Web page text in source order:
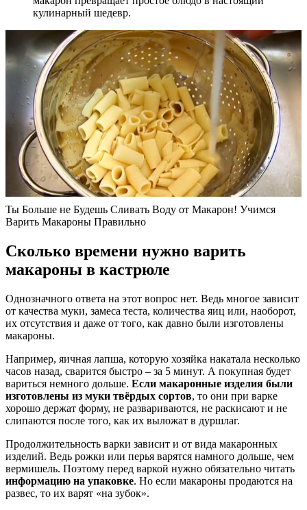
кулинарный шедевр.
Ты Больше не Будешь Сливать Воду от Макарон! Учимся
Варить Макароны Правильно
Сколько времени нужно варить
макароны в кастрюле
Однозначного ответа на этот вопрос нет. Ведь многое зависит
от качества муки, замеса теста, количества яиц или, наоборот,
их отсутствия и даже от того, как давно были изготовлены
макароны.
Например, яичная лапша, которую хозяйка накатала несколько
часов назад, сварится быстро – за 5 минут. А покупная будет
вариться немного дольше. Если макаронные изделия были
изготовлены из муки твёрдых сортов, то они при варке
хорошо держат форму, не развариваются, не раскисают и не
слипаются после того, как их выложат в дуршлаг.
Продолжительность варки зависит и от вида макаронных
изделий. Ведь рожки или перья варятся намного дольше, чем
вермишель. Поэтому перед варкой нужно обязательно читать
информацию на упаковке. Но если макароны продаются на
развес, то их варят «на зубок».